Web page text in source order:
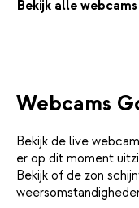
Bekijk alle
Webcams
Bekijk de live
er op dit moment
Bekijk of de zon